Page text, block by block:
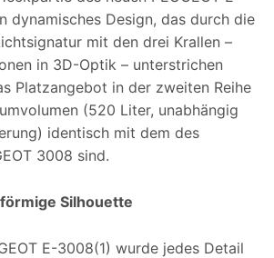
dynamisches Design, das durch die
mit den drei Krallen –
in 3D-Optik – unterstrichen
Platzangebot in der zweiten Reihe
(520 Liter, unabhängig
identisch mit dem des
3008 sind.
Silhouette
E-3008(1) wurde jedes Detail